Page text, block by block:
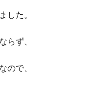
した。
らず、
ので、